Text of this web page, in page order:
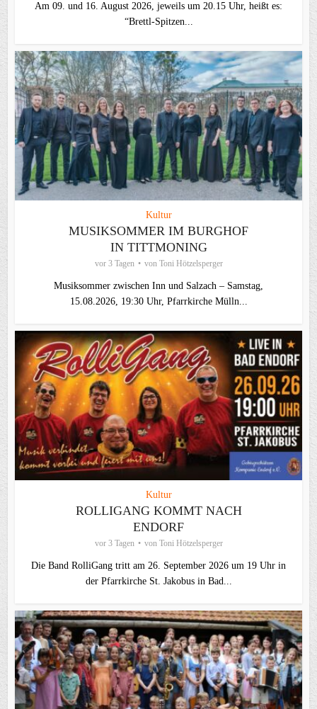
Am 09. und 16. August 2026, jeweils um 20.15 Uhr, heißt es:
“Brettl-Spitzen...
Kultur
MUSIKSOMMER IM BURGHOF
IN TITTMONING
vor 3 Tagen von Toni Hötzelsperger
Musiksommer zwischen Inn und Salzach – Samstag,
15.08.2026, 19:30 Uhr, Pfarrkirche Mülln...
Kultur
ROLLIGANG KOMMT NACH
ENDORF
vor 3 Tagen von Toni Hötzelsperger
Die Band RolliGang tritt am 26. September 2026 um 19 Uhr in
der Pfarrkirche St. Jakobus in Bad...